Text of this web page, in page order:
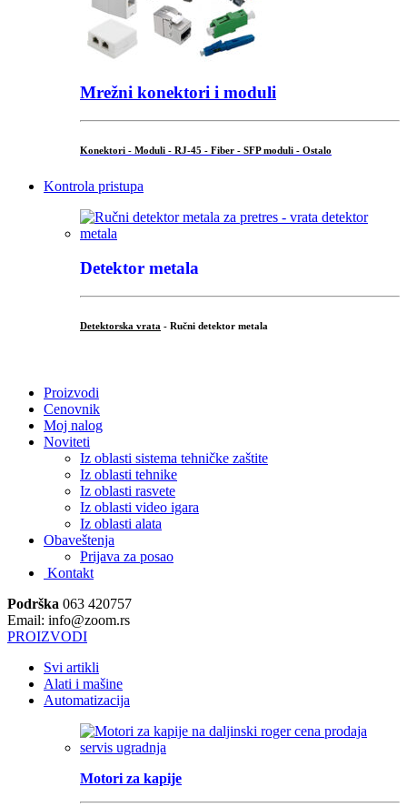
Mrežni konektori i moduli
Konektori - Moduli - RJ-45 - Fiber - SFP moduli - Ostalo
Kontrola pristupa
Detektor metala
Detektorska vrata - Ručni detektor metala
Proizvodi
Cenovnik
Moj nalog
Noviteti
Iz oblasti sistema tehničke zaštite
Iz oblasti tehnike
Iz oblasti rasvete
Iz oblasti video igara
Iz oblasti alata
Obaveštenja
Prijava za posao
Kontakt
Podrška 063 420757
Email: info@zoom.rs
PROIZVODI
Svi artikli
Alati i mašine
Automatizacija
Motori za kapije